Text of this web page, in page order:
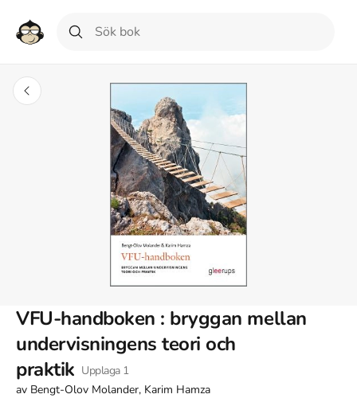
VFU-handboken : bryggan mellan
undervisningens teori och
praktik Upplaga 1
av Bengt-Olov Molander, Karim Hamza